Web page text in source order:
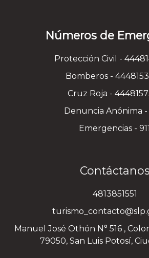
Números de
Protección Civil -
Bomberos -
Cruz Roja -
Denuncia Anónima
Emergencias - 911
Contáctanos
4813851551
Manuel José Othón N° 516 ,
79050, San Luis Potosí,